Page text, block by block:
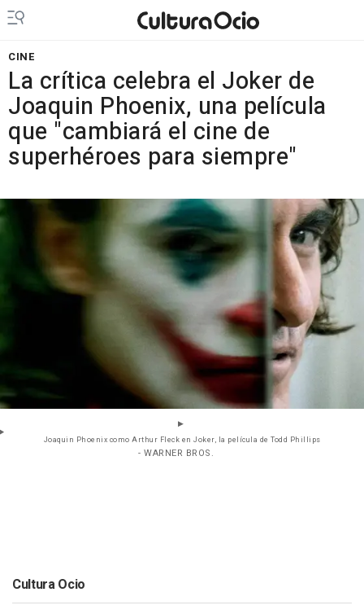
CINE
La crítica celebra el Joker de
Joaquin Phoenix, una película
que "cambiará el cine de
superhéroes para siempre"
Joaquin Phoenix como Arthur Fleck en Joker, la película de Todd Phillips
- WARNER BROS.
Cultura Ocio